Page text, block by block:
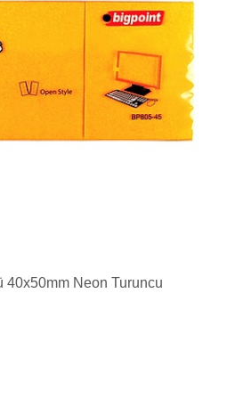
40x50mm Neon Turuncu